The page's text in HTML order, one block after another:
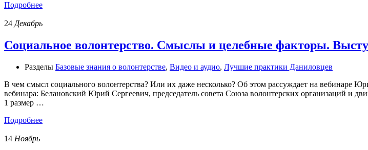
Подробнее
24 Декабрь
Социальное волонтерство. Смыслы и целебные факторы.
Разделы Базовые знания о волонтерстве, Видео и аудио, Лучшие практики Даниловцев
В чем смысл социального волонтерства? Или их даже несколько? Об этом рассуждает на вебинаре
вебинара: Белановский Юрий Сергеевич, председатель совета Союза волонтерских организаций и
1 размер …
Подробнее
14 Ноябрь